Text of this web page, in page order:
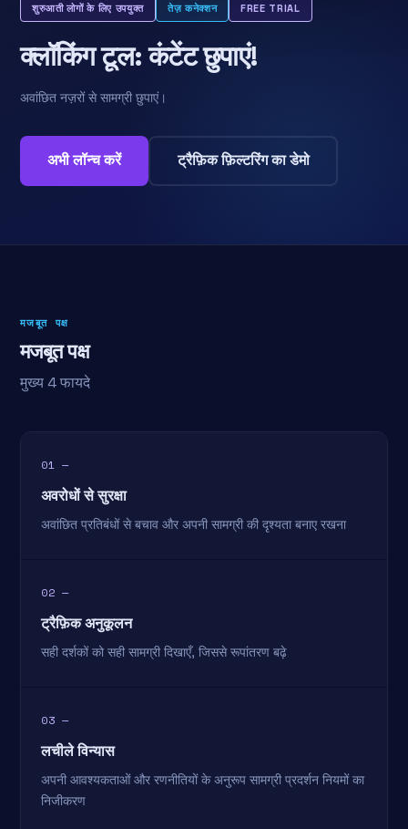
शुरुआती लोगों के लिए उपयुक्त तेज़ कनेक्शन FREE TRIAL
क्लॉकिंग टूल: कंटेंट छुपाएं!
अवांछित नज़रों से सामग्री छुपाएं।
अभी लॉन्च करें ट्रैफ़िक फ़िल्टरिंग का डेमो
मजबूत पक्ष
मजबूत पक्ष
मुख्य 4 फायदे
01 —
अवरोधों से सुरक्षा
अवांछित प्रतिबंधों से बचाव और अपनी सामग्री की दृश्यता बनाए रखना
02 —
ट्रैफ़िक अनुकूलन
सही दर्शकों को सही सामग्री दिखाएँ, जिससे रूपांतरण बढ़े
03 —
लचीले विन्यास
अपनी आवश्यकताओं और रणनीतियों के अनुरूप सामग्री प्रदर्शन नियमों का
निजीकरण